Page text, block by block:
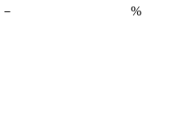
－ %